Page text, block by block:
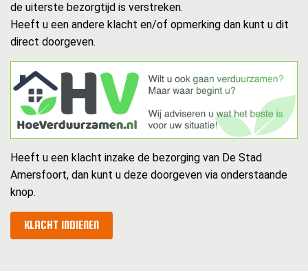
de uiterste bezorgtijd is verstreken.
Heeft u een andere klacht en/of opmerking dan kunt u dit
direct doorgeven.
Heeft u een klacht inzake de bezorging van De Stad
Amersfoort, dan kunt u deze doorgeven via onderstaande
knop.
KLACHT INDIENEN